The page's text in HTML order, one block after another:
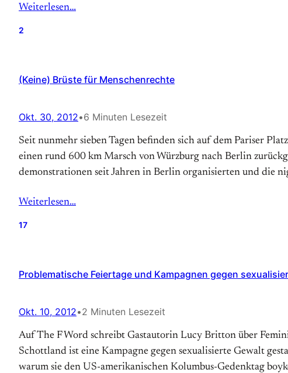
Weiterlesen…
2
(Keine) Brüste für Menschenrechte
Okt. 30, 2012•6 Minuten Lesezeit
Seit nunmehr sieben Tagen befinden sich auf dem Pariser
einen rund 600 km Marsch von Würzburg nach Berlin
demonstrationen seit Jahren in Berlin organisierten und die
Weiterlesen…
17
Problematische Feiertage und Kampagnen gegen
Okt. 10, 2012•2 Minuten Lesezeit
Auf The F Word schreibt Gastautorin Lucy Britton über
Schottland ist eine Kampagne gegen sexualisierte Gewalt
warum sie den US-amerikanischen Kolumbus-Gedenktag